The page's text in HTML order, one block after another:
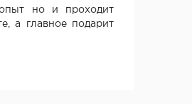
но и проходит
а главное подарит